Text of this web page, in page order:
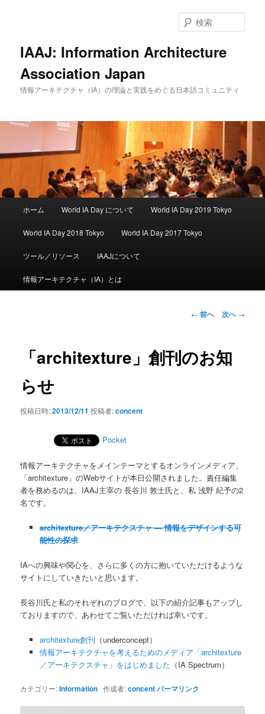
IAAJ: Information Architecture
Association Japan
情報アーキテクチャ（IA）の理論と実践をめぐる日本語コミュニティ
索
メインコンテンツへ移動
サブコンテンツへ移動
ホーム World IA Day について World IA Day 2019 Tokyo
World IA Day 2018 Tokyo World IA Day 2017 Tokyo
ツール／リソース IAAJについて
情報アーキテクチャ（IA）とは
投稿ナビゲーシ
← 前へ 次へ→
「architexture」創刊のお知
らせ
投稿日時:2013/12/11 投稿者:concent
Pocket
情報アーキテクチャをメインテーマとするオンラインメディア、
「architexture」のWebサイトが本日公開されました。責任編集
者を務めるのは、IAAJ主宰の 長谷川 敦士氏と、私 浅野 紀予の2
名です。
architexture／アーキテクスチャ ― 情報をデザインする可
能性の探求
IAへの興味や関心を、さらに多くの方に抱いていただけるような
サイトにしていきたいと思います。
長谷川氏と私のそれぞれのブログで、以下の紹介記事もアップし
ておりますので、あわせてご覧いただければ幸いです。
architexture創刊 （underconcept）
情報アーキテクチャを考えるためのメディア「architexture
／アーキテクスチャ」をはじめました （IA Spectrum）
カテゴリー:Information 作成者:concentパーマリンク